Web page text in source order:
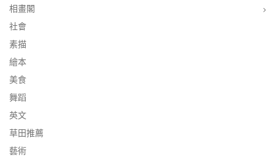
相畫閣
社會
素描
繪本
美食
舞蹈
英文
草田推薦
藝術